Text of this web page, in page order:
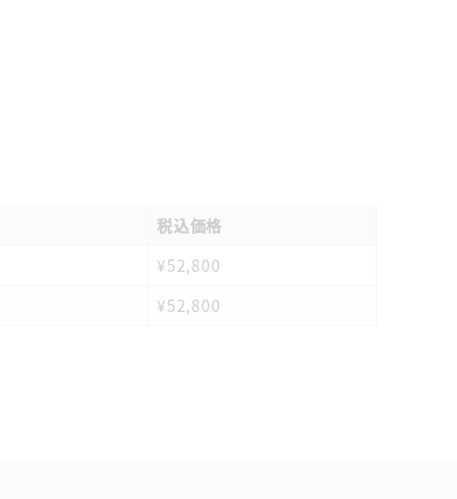
税込価格
¥52,800
¥52,800